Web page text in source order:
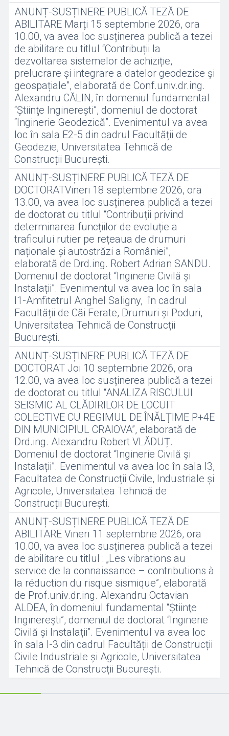
ANUNȚ-SUSȚINERE PUBLICĂ TEZĂ DE
ABILITARE Marți 15 septembrie 2026, ora
10.00, va avea loc susținerea publică a tezei
de abilitare cu titlul “Contribuții la
dezvoltarea sistemelor de achiziție,
prelucrare și integrare a datelor geodezice și
geospațiale”, elaborată de Conf.univ.dr.ing.
Alexandru CĂLIN, în domeniul fundamental
“Ştiinţe Inginereşti”, domeniul de doctorat
“Inginerie Geodezică”. Evenimentul va avea
loc în sala E2-5 din cadrul Facultății de
Geodezie, Universitatea Tehnică de
Construcții București.
ANUNȚ-SUSȚINERE PUBLICĂ TEZĂ DE
DOCTORATVineri 18 septembrie 2026, ora
13.00, va avea loc susținerea publică a tezei
de doctorat cu titlul “Contribuții privind
determinarea funcțiilor de evoluție a
traficului rutier pe rețeaua de drumuri
naționale și autostrăzi a României”,
elaborată de Drd.ing. Robert Adrian SANDU.
Domeniul de doctorat “Inginerie Civilă și
Instalații”. Evenimentul va avea loc în sala
I1-Amfitetrul Anghel Saligny, în cadrul
Facultății de Căi Ferate, Drumuri și Poduri,
Universitatea Tehnică de Construcții
București.
ANUNȚ-SUSȚINERE PUBLICĂ TEZĂ DE
DOCTORAT Joi 10 septembrie 2026, ora
12.00, va avea loc susținerea publică a tezei
de doctorat cu titlul “ANALIZA RISCULUI
SEISMIC AL CLĂDIRILOR DE LOCUIT
COLECTIVE CU REGIMUL DE ÎNĂLȚIME P+4E
DIN MUNICIPIUL CRAIOVA”, elaborată de
Drd.ing. Alexandru Robert VLĂDUȚ.
Domeniul de doctorat “Inginerie Civilă și
Instalații”. Evenimentul va avea loc în sala I3,
Facultatea de Construcții Civile, Industriale și
Agricole, Universitatea Tehnică de
Construcții București.
ANUNȚ-SUSȚINERE PUBLICĂ TEZĂ DE
ABILITARE Vineri 11 septembrie 2026, ora
10.00, va avea loc susținerea publică a tezei
de abilitare cu titlul : „Les vibrations au
service de la connaissance – contributions à
la réduction du risque sismique”, elaborată
de Prof.univ.dr.ing. Alexandru Octavian
ALDEA, în domeniul fundamental “Ştiinţe
Inginereşti”, domeniul de doctorat “Inginerie
Civilă și Instalații”. Evenimentul va avea loc
în sala I-3 din cadrul Facultății de Construcții
Civile Industriale și Agricole, Universitatea
Tehnică de Construcții București.